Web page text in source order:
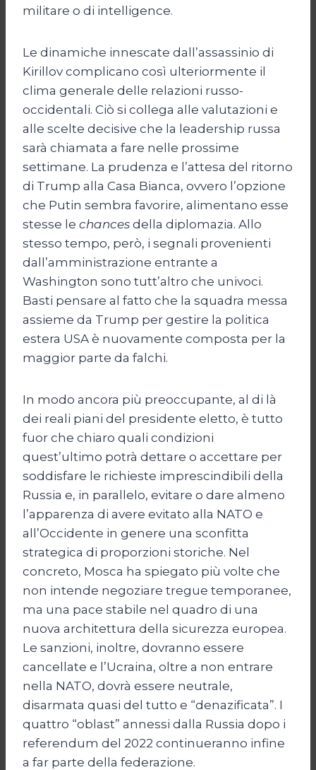
militare o di intelligence.
Le dinamiche innescate dall’assassinio di
Kirillov complicano così ulteriormente il
clima generale delle relazioni russo-
occidentali. Ciò si collega alle valutazioni e
alle scelte decisive che la leadership russa
sarà chiamata a fare nelle prossime
settimane. La prudenza e l’attesa del ritorno
di Trump alla Casa Bianca, ovvero l’opzione
che Putin sembra favorire, alimentano esse
stesse le chances della diplomazia. Allo
stesso tempo, però, i segnali provenienti
dall’amministrazione entrante a
Washington sono tutt’altro che univoci.
Basti pensare al fatto che la squadra messa
assieme da Trump per gestire la politica
estera USA è nuovamente composta per la
maggior parte da falchi.
In modo ancora più preoccupante, al di là
dei reali piani del presidente eletto, è tutto
fuor che chiaro quali condizioni
quest’ultimo potrà dettare o accettare per
soddisfare le richieste imprescindibili della
Russia e, in parallelo, evitare o dare almeno
l’apparenza di avere evitato alla NATO e
all’Occidente in genere una sconfitta
strategica di proporzioni storiche. Nel
concreto, Mosca ha spiegato più volte che
non intende negoziare tregue temporanee,
ma una pace stabile nel quadro di una
nuova architettura della sicurezza europea.
Le sanzioni, inoltre, dovranno essere
cancellate e l’Ucraina, oltre a non entrare
nella NATO, dovrà essere neutrale,
disarmata quasi del tutto e “denazificata”. I
quattro “oblast” annessi dalla Russia dopo i
referendum del 2022 continueranno infine
a far parte della federazione.